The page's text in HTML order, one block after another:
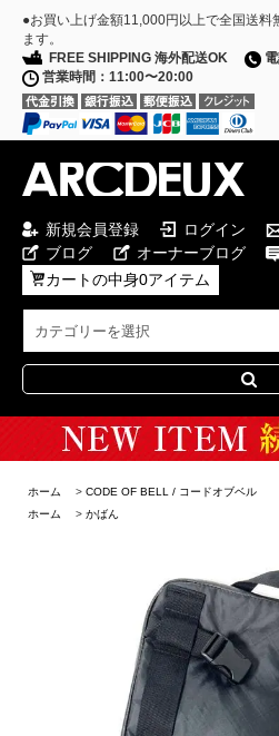
●お買い上げ金額11,000円以上で全国送料
ます。
FREE SHIPPING 海外配送OK
営業時間：11:00〜20:00
新規会員登録 ログイン
ブログ
オーナーブログ
カートの中身0アイテム
ホーム > CODE OF BELL / コードオブベル
ホーム
> かばん